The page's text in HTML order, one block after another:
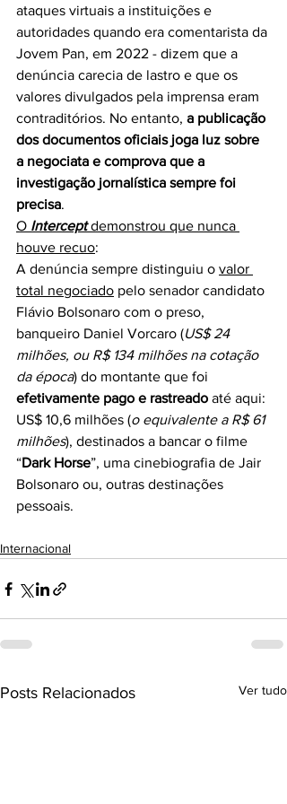
ataques virtuais a instituições e
autoridades quando era comentarista da
Jovem Pan, em 2022 - dizem que a
denúncia carecia de lastro e que os
valores divulgados pela imprensa eram
contraditórios. No entanto, a publicação
dos documentos oficiais joga luz sobre
a negociata e comprova que a
investigação jornalística sempre foi
precisa.
O Intercept demonstrou que nunca
houve recuo:
A denúncia sempre distinguiu o valor
total negociado pelo senador candidato
Flávio Bolsonaro com o preso,
banqueiro Daniel Vorcaro (US$ 24
milhões, ou R$ 134 milhões na cotação
da época) do montante que foi
efetivamente pago e rastreado até aqui:
US$ 10,6 milhões (o equivalente a R$ 61
milhões), destinados a bancar o filme
“Dark Horse”, uma cinebiografia de Jair
Bolsonaro ou, outras destinações
pessoais.
Internacional
Posts Relacionados Ver tudo